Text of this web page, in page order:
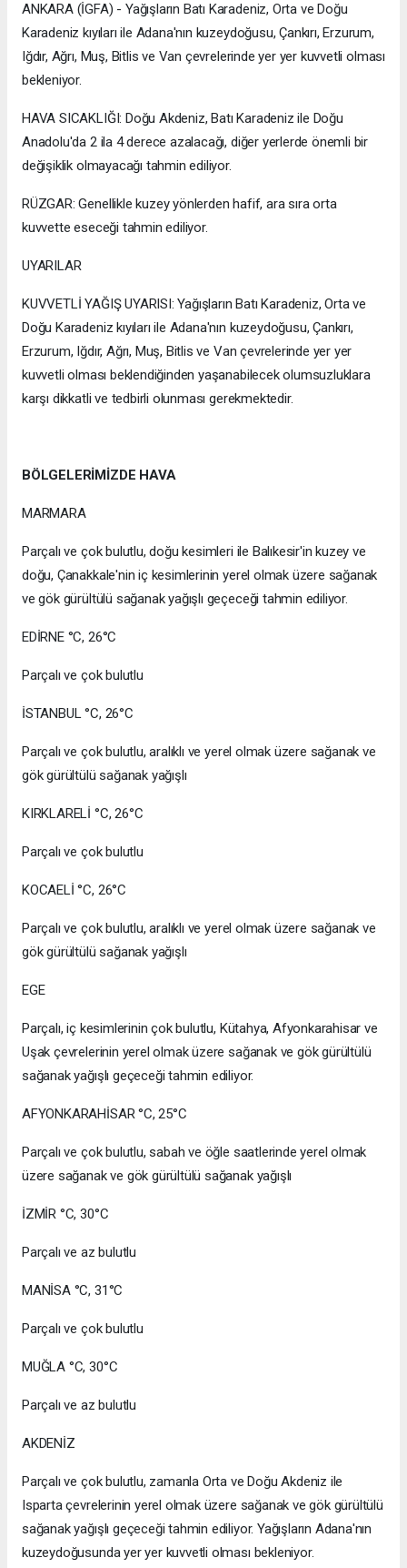
ANKARA (İGFA) - Yağışların Batı Karadeniz, Orta ve Doğu
Karadeniz kıyıları ile Adana'nın kuzeydoğusu, Çankırı, Erzurum,
Iğdır, Ağrı, Muş, Bitlis ve Van çevrelerinde yer yer kuvvetli olması
bekleniyor.
HAVA SICAKLIĞI: Doğu Akdeniz, Batı Karadeniz ile Doğu
Anadolu'da 2 ila 4 derece azalacağı, diğer yerlerde önemli bir
değişiklik olmayacağı tahmin ediliyor.
RÜZGAR: Genellikle kuzey yönlerden hafif, ara sıra orta
kuvvette eseceği tahmin ediliyor.
UYARILAR
KUVVETLİ YAĞIŞ UYARISI: Yağışların Batı Karadeniz, Orta ve
Doğu Karadeniz kıyıları ile Adana'nın kuzeydoğusu, Çankırı,
Erzurum, Iğdır, Ağrı, Muş, Bitlis ve Van çevrelerinde yer yer
kuvvetli olması beklendiğinden yaşanabilecek olumsuzluklara
karşı dikkatli ve tedbirli olunması gerekmektedir.
BÖLGELERİMİZDE HAVA
MARMARA
Parçalı ve çok bulutlu, doğu kesimleri ile Balıkesir'in kuzey ve
doğu, Çanakkale'nin iç kesimlerinin yerel olmak üzere sağanak
ve gök gürültülü sağanak yağışlı geçeceği tahmin ediliyor.
EDİRNE °C, 26°C
Parçalı ve çok bulutlu
İSTANBUL °C, 26°C
Parçalı ve çok bulutlu, aralıklı ve yerel olmak üzere sağanak ve
gök gürültülü sağanak yağışlı
KIRKLARELİ °C, 26°C
Parçalı ve çok bulutlu
KOCAELİ °C, 26°C
Parçalı ve çok bulutlu, aralıklı ve yerel olmak üzere sağanak ve
gök gürültülü sağanak yağışlı
EGE
Parçalı, iç kesimlerinin çok bulutlu, Kütahya, Afyonkarahisar ve
Uşak çevrelerinin yerel olmak üzere sağanak ve gök gürültülü
sağanak yağışlı geçeceği tahmin ediliyor.
AFYONKARAHİSAR °C, 25°C
Parçalı ve çok bulutlu, sabah ve öğle saatlerinde yerel olmak
üzere sağanak ve gök gürültülü sağanak yağışlı
İZMİR °C, 30°C
Parçalı ve az bulutlu
MANİSA °C, 31°C
Parçalı ve çok bulutlu
MUĞLA °C, 30°C
Parçalı ve az bulutlu
AKDENİZ
Parçalı ve çok bulutlu, zamanla Orta ve Doğu Akdeniz ile
Isparta çevrelerinin yerel olmak üzere sağanak ve gök gürültülü
sağanak yağışlı geçeceği tahmin ediliyor. Yağışların Adana'nın
kuzeydoğusunda yer yer kuvvetli olması bekleniyor.